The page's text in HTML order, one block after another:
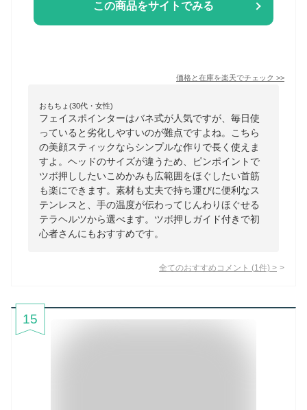
この商品をサイトでみる
価格と在庫を楽天でチェック >>
おもちょ(30代・女性)
フェイスポインターはバネ式が人気ですが、毎日使
っていると劣化しやすいのが難点ですよね。こちら
の美顔スティックならシンプルな作りで長く使えま
すよ。ヘッドのサイズが違うため、ピンポイントで
ツボ押ししたいこめかみも広範囲をほぐしたい首筋
も楽にできます。素材も丈夫で持ち運びに便利なス
テンレスと、手の温度が伝わってじんわりほぐせる
テラヘルツから選べます。ツボ押しガイド付きで初
心者さんにもおすすめです。
全てのおすすめコメント (1 件) >
15